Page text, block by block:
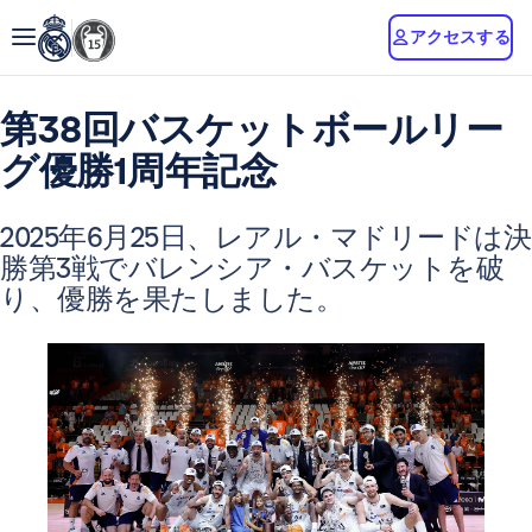
アクセスする
第38回バスケットボールリー
グ優勝1周年記念
2025年6月25日、レアル・マドリードは決
勝第3戦でバレンシア・バスケットを破
り、優勝を果たしました。